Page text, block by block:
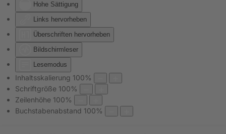
Hohe Sättigung
Links hervorheben
Überschriften hervorheben
Bildschirmleser
Lesemodus
Inhaltsskalierung 100%
Schriftgröße 100%
Zeilenhöhe 100%
Buchstabenabstand 100%